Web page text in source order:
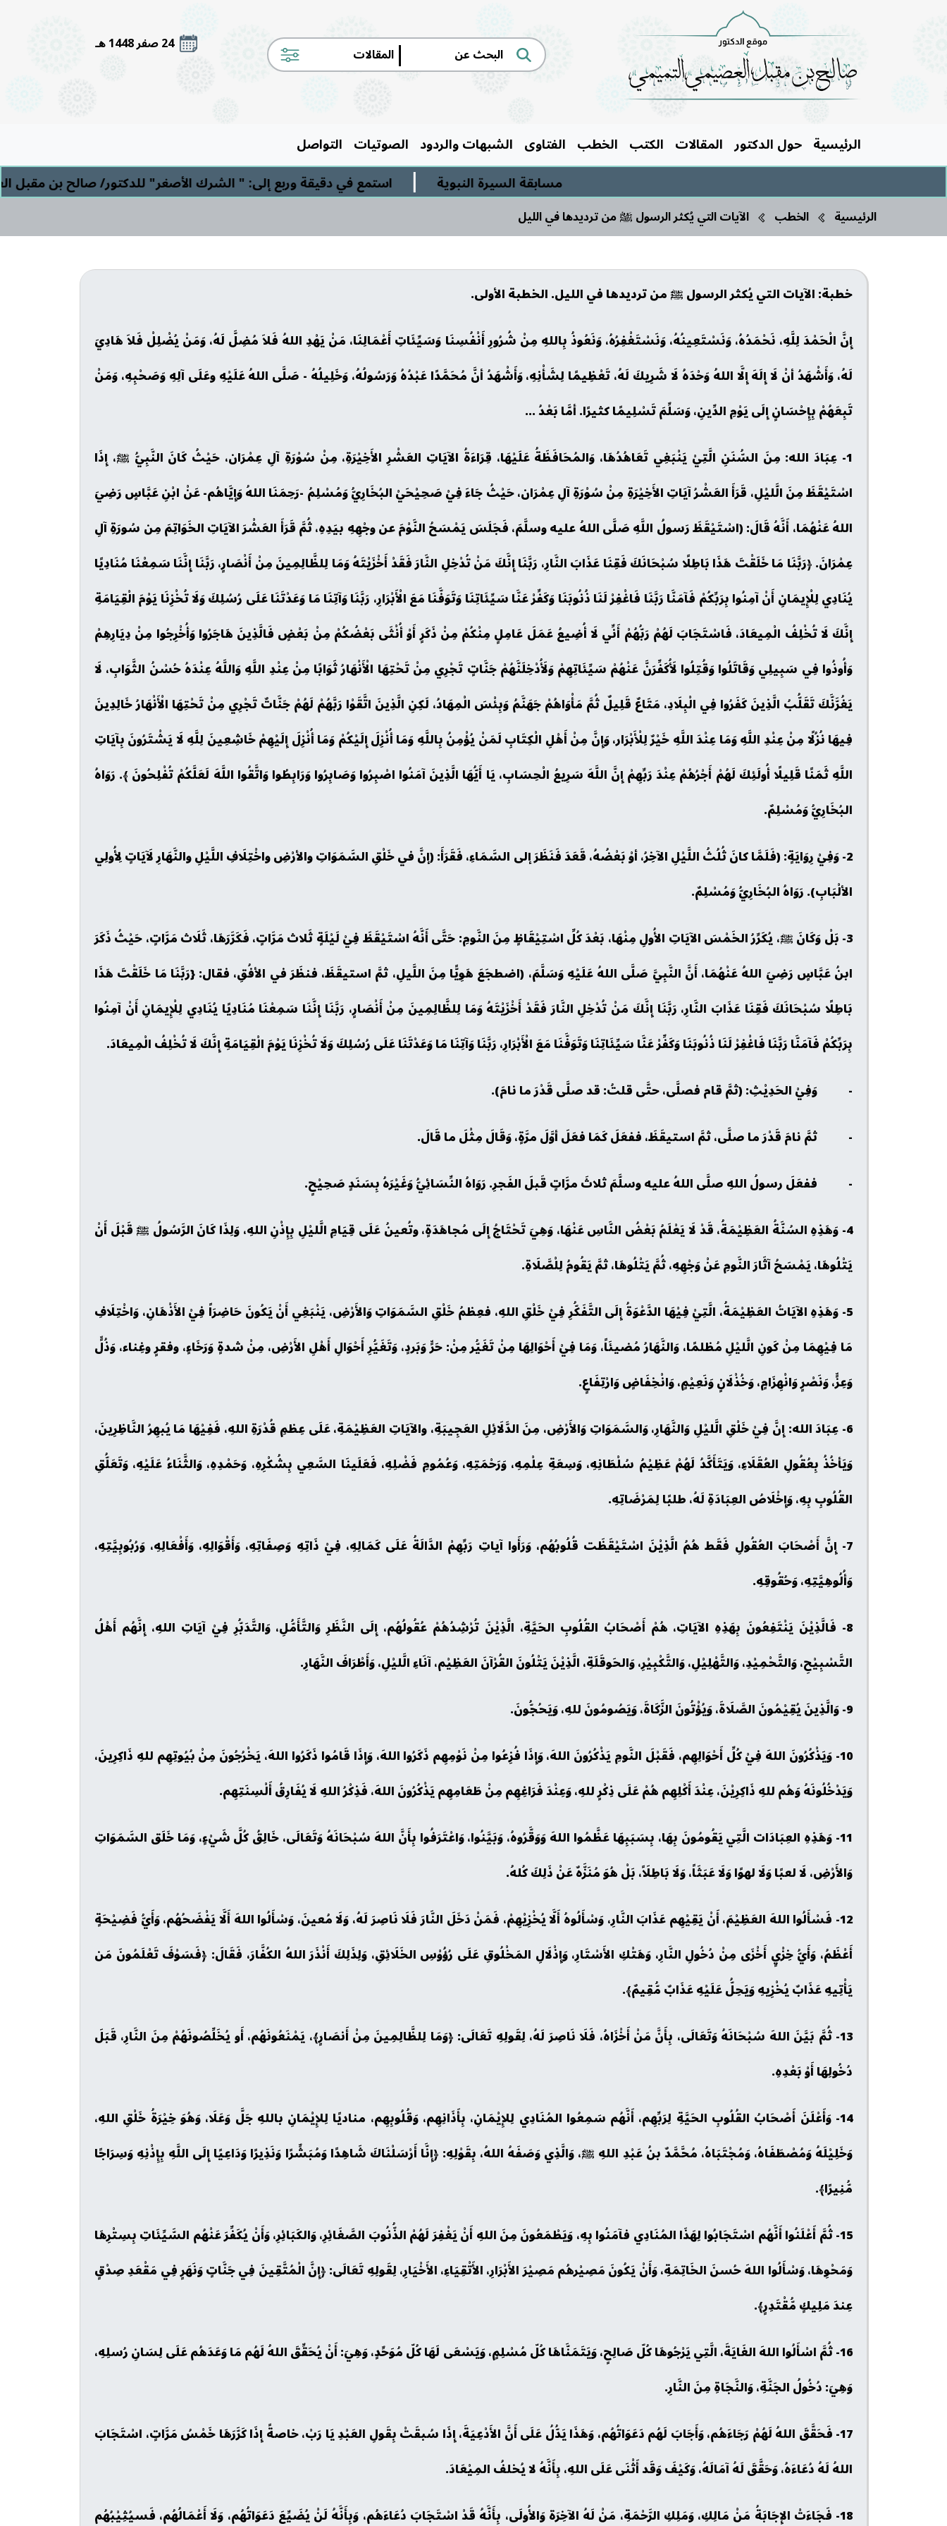
| 24 صفر 1448 هـ
الرئيسية حول الدكتور المقالات الكتب الخطب الفتاوى الشبهات والردود الصوتيات التواصل
مسابقة السيرة النبوية
| استمع في دقيقة وربع إلى: " الشرك الأصغر" للدكتور/ صالح بن مقبل العصيمي
الرئيسية الخطب الآيات التي يُكثر الرسول ﷺ من ترديدها في الليل
خطبة: الآيات التي يُكثر الرسول ﷺ من ترديدها في الليل. الخطبة الأولى.
إِنَّ الْحَمْدَ لِلَّهِ، نَحْمَدُهُ، وَنَسْتَعِينُهُ، وَنَسْتَغْفِرُهُ، وَنَعُوذُ بِاللهِ مِنْ شُرُورِ أَنْفُسِنَا وَسَيِّئَاتِ أَعْمَالِنَا، مَنْ يَهْدِ اللهُ فَلاَ مُضِلَّ لَهُ، وَمَنْ يُضْلِلْ فَلاَ هَادِيَ
لَهُ، وَأَشْهَدُ أنْ لَا إِلَهَ إِلَّا اللهُ وَحْدَهُ لَا شَرِيكَ لَهُ، تَعْظِيمًا لِشَأْنِهِ، وَأَشْهَدُ أنَّ مُحَمَّدًا عَبْدُهُ وَرَسُولُهُ، وَخَلِيلُهُ - صَلَّى اللهُ عَلَيْهِ وعَلَى آلِهِ وَصَحْبِهِ، وَمَنْ
تَبِعَهُمْ بِإِحْسَانٍ إِلَى يَوْمِ الدِّينِ، وَسَلِّمَ تَسْلِيمًا كثيرًا. أمَّا بَعْدُ ...
1- عِبَادَ الله: مِنَ السُّنَنِ الَّتِيْ يَنْبَغِي تَعَاهُدُهَا، وَالمُحَافَظَةُ عَلَيْهَا، قِرَاءَةُ الآيَاتِ العَشْرِ الأَخِيْرَةِ، مِنْ سُوْرَةِ آلِ عِمْرَان، حَيْثُ كَانَ النَّبِيُّ ﷺ، إِذَا
اسْتَيْقَظَ مِنَ الَّليْلِ، قَرَأَ العَشْرُ آيَاتِ الأَخِيْرَةِ مِنْ سُوْرَةِ آلِ عِمْرَان، حَيْثُ جَاءَ فِيْ صَحِيْحَيْ البُخَارِيُّ وَمُسْلِمُ -رَحِمَنَا اللهُ وَإِيَّاهُم- عَنْ ابْنِ عَبَّاسٍ رَضِيَ
اللهُ عَنْهُمَا، أَنَّهُ قَالَ: (اسْتَيْقَظَ رَسولُ اللَّهِ صَلَّى اللهُ عليه وسلَّمَ، فَجَلَسَ يَمْسَحُ النَّوْمَ عن وجْهِهِ بيَدِهِ، ثُمَّ قَرَأَ العَشْرَ الآيَاتِ الخَوَاتِمَ مِن سُورَةِ آلِ
عِمْرَانَ. ﴿رَبَّنَا مَا خَلَقْتَ هَذَا بَاطِلًا سُبْحَانَكَ فَقِنَا عَذَابَ النَّارِ، رَبَّنَا إِنَّكَ مَنْ تُدْخِلِ النَّارَ فَقَدْ أَخْزَيْتَهُ وَمَا لِلظَّالِمِينَ مِنْ أَنْصَارٍ، رَبَّنَا إِنَّنَا سَمِعْنَا مُنَادِيًا
يُنَادِي لِلْإِيمَانِ أَنْ آمِنُوا بِرَبِّكُمْ فَآمَنَّا رَبَّنَا فَاغْفِرْ لَنَا ذُنُوبَنَا وَكَفِّرْ عَنَّا سَيِّئَاتِنَا وَتَوَفَّنَا مَعَ الْأَبْرَارِ، رَبَّنَا وَآتِنَا مَا وَعَدْتَنَا عَلَى رُسُلِكَ وَلَا تُخْزِنَا يَوْمَ الْقِيَامَةِ
إِنَّكَ لَا تُخْلِفُ الْمِيعَادَ، فَاسْتَجَابَ لَهُمْ رَبُّهُمْ أَنِّي لَا أُضِيعُ عَمَلَ عَامِلٍ مِنْكُمْ مِنْ ذَكَرٍ أَوْ أُنْثَى بَعْضُكُمْ مِنْ بَعْضٍ فَالَّذِينَ هَاجَرُوا وَأُخْرِجُوا مِنْ دِيَارِهِمْ
وَأُوذُوا فِي سَبِيلِي وَقَاتَلُوا وَقُتِلُوا لَأُكَفِّرَنَّ عَنْهُمْ سَيِّئَاتِهِمْ وَلَأُدْخِلَنَّهُمْ جَنَّاتٍ تَجْرِي مِنْ تَحْتِهَا الْأَنْهَارُ ثَوَابًا مِنْ عِنْدِ اللَّهِ وَاللَّهُ عِنْدَهُ حُسْنُ الثَّوَابِ، لَا
يَغُرَّنَّكَ تَقَلُّبُ الَّذِينَ كَفَرُوا فِي الْبِلَادِ، مَتَاعٌ قَلِيلٌ ثُمَّ مَأْوَاهُمْ جَهَنَّمُ وَبِئْسَ الْمِهَادُ، لَكِنِ الَّذِينَ اتَّقَوْا رَبَّهُمْ لَهُمْ جَنَّاتٌ تَجْرِي مِنْ تَحْتِهَا الْأَنْهَارُ خَالِدِينَ
فِيهَا نُزُلًا مِنْ عِنْدِ اللَّهِ وَمَا عِنْدَ اللَّهِ خَيْرٌ لِلْأَبْرَار، وَإِنَّ مِنْ أَهْلِ الْكِتَابِ لَمَنْ يُؤْمِنُ بِاللَّهِ وَمَا أُنْزِلَ إِلَيْكُمْ وَمَا أُنْزِلَ إِلَيْهِمْ خَاشِعِينَ لِلَّهِ لَا يَشْتَرُونَ بِآيَاتِ
اللَّهِ ثَمَنًا قَلِيلًا أُولَئِكَ لَهُمْ أَجْرُهُمْ عِنْدَ رَبِّهِمْ إِنَّ اللَّهَ سَرِيعُ الْحِسَابِ، يَا أَيُّهَا الَّذِينَ آمَنُوا اصْبِرُوا وَصَابِرُوا وَرَابِطُوا وَاتَّقُوا اللَّهَ لَعَلَّكُمْ تُفْلِحُونَ ﴾. رَوَاهُ
البُخَارِيُّ وَمُسْلِمٌ.
2- وَفِيْ رِوَايَةٍ: (فَلَمَّا كانَ ثُلُثُ اللَّيْلِ الآخِرُ، أوْ بَعْضُهُ، قَعَدَ فَنَظَرَ إلى السَّمَاءِ، فَقَرَأَ: (إنَّ في خَلْقِ السَّمَوَاتِ والأرْضِ واخْتِلَافِ اللَّيْلِ والنَّهَارِ لَآيَاتٍ لِأُولِي
الألْبَابِ). رَوَاهُ البُخَارِيُّ وَمُسْلِمٌ.
3- بَلْ وَكَانَ ﷺ، يُكَرِّرُ الخَمْسَ الآيَاتِ الأُولِ مِنْهَا، بَعْدَ كُلِّ اسْتِيْقَاظٍ مِنَ النَّومِ: حَتَّى أَنَّهُ اسْتَيْقَظَ فِيْ لَيْلَةٍ ثَلاث مَرَّاتٍ، فَكَرَّرَهَا، ثَلَاث مَرَّاتٍ، حَيْثُ ذَكَرَ
ابنُ عَبَّاسٍ رَضِيَ اللهُ عَنْهُمَا، أَنَّ النَّبِيَّ صَلَّى اللهُ عَلَيْهِ وَسَلَّمَ، (اضطجَعَ هَوِيًّا مِنَ اللَّيلِ، ثمَّ استيقَظَ، فنظَرَ في الأفُقِ، فقال: {رَبَّنَا مَا خَلَقْتَ هَذَا
بَاطِلًا سُبْحَانَكَ فَقِنَا عَذَابَ النَّارِ، رَبَّنَا إِنَّكَ مَنْ تُدْخِلِ النَّارَ فَقَدْ أَخْزَيْتَهُ وَمَا لِلظَّالِمِينَ مِنْ أَنْصَارٍ، رَبَّنَا إِنَّنَا سَمِعْنَا مُنَادِيًا يُنَادِي لِلْإِيمَانِ أَنْ آمِنُوا
بِرَبِّكُمْ فَآمَنَّا رَبَّنَا فَاغْفِرْ لَنَا ذُنُوبَنَا وَكَفِّرْ عَنَّا سَيِّئَاتِنَا وَتَوَفَّنَا مَعَ الْأَبْرَارِ، رَبَّنَا وَآتِنَا مَا وَعَدْتَنَا عَلَى رُسُلِكَ وَلَا تُخْزِنَا يَوْمَ الْقِيَامَةِ إِنَّكَ لَا تُخْلِفُ الْمِيعَادَ.
-
وَفِيْ الحَدِيْثِ: (ثمَّ قام فصلَّى، حتَّى قلتُ: قد صلَّى قَدْرَ ما نامَ).
-
ثمَّ نامَ قَدْرَ ما صلَّى، ثمَّ استيقَظَ، ففعَلَ كَمَا فعَلَ أوَّلَ مرَّةٍ، وَقَالَ مِثْلَ ما قَالَ.
-
ففعَلَ رسولُ اللهِ صلَّى اللهُ عليه وسلَّمَ ثلاثَ مرَّاتٍ قَبلَ الفَجرِ. رَوَاهُ النِّسَائِيُّ وَغَيْرَهُ بِسَنَدٍ صَحِيْحٍ.
4- وَهَذِهِ السُنَّةُ العَظِيْمَةُ، قَدْ لَا يَعْلَمُ بَعْضُ النَّاسِ عَنْهَا، وَهِيَ تَحْتَاجُ إِلَى مُجاهَدَةٍ، وتُعينُ عَلَى قِيَامِ الَّليْلِ بِإِذْنِ اللهِ، وَلِذَا كَانَ الرَّسُولُ ﷺ قَبْلَ أَنْ
يَتْلُوهَا، يَمْسَحُ آثَارَ النَّومِ عَنْ وَجْهِهِ، ثُمَّ يَتْلُوهَا، ثمَّ يَقُومُ لِلْصَّلَاةِ.
5- وَهَذِهِ الآيَاتُ العَظِيْمَةُ، الَّتِيْ فِيْهَا الدَّعْوَةُ إِلَى التَّفَكُّرِ فِيْ خَلْقِ اللهِ، فعِظمُ خَلْقِ السَّمَوَاتِ وَالأَرْضِ، يَنْبَغِي أَنْ يَكُونَ حَاضِرَاً فِيْ الأَذْهَانِ، وَاخْتِلَافِ
مَا فِيْهِمَا مِنْ كَونِ الَّليْلِ مُظلمًا، وَالنَّهَارُ مُضيئَاً، وَمَا فِيْ أَحْوَالِهَا مِنْ تَغَيُّر مِنْ: حَرٍّ وَبَردٍ، وَتَغَيُّرِ أَحْوَالِ أَهْلِ الأَرْضِ، مِنْ شدةٍ وَرَخَاءٍ، وفقرٍ وغِناء، وَذُلٍّ
وَعِزٍّ، وَنَصْرٍ وَانْهِزَامٍ، وَخُذْلَانٍ وَنَعِيْمٍ، وَانْخِفَاضٍ وَارْتِفَاعٍ.
6- عِبَادَ الله: إِنَّ فِيْ خَلْقِ الَّليْلِ وَالنَّهَارِ، وَالسَّمَوَاتِ وَالأَرْضِ، مِنَ الدَّلَائِلِ العَجِيبَةِ، والآيَاتِ العَظِيْمَةِ، عَلَى عِظمِ قُدْرَةِ اللهِ، فَفِيْهَا مَا يُبهِرُ النَّاظِرِينَ،
وَيَأخُذُ بِعُقُولِ العُقَلَاءِ، وَيَتَأَكَّدُ لَهُمْ عَظِيْمُ سُلْطَانِهِ، وَسِعَةِ عِلْمِهِ، وَرَحْمَتِهِ، وَعُمُومِ فَضْلِهِ، فَعَلَينَا السَّعِي بِشُكْرِهِ، وَحَمْدِهِ، وَالثَّنَاءُ عَلَيْهِ، وَتَعَلُّقِ
القُلُوبِ بِهِ، وَإِخْلَاصُ العِبَادَةِ لَهُ، طلبًا لِمَرْضَاتِهِ.
7- إِنَّ أَصْحَابَ العُقُولِ فَقَط هُمُ الَّذِيْنَ اسْتَيْقَظَت قُلُوبُهُم، وَرَأَوا آياتِ رَبِّهِمْ الدَّالَةُ عَلَى كَمَالِهِ، فِيْ ذَاتِهِ وَصِفَاتِهِ، وَأَقْوَالِهِ، وَأَفْعَالِهِ، وَرُبُوبِيَّتِهِ،
وَأُلُوهِيَّتِهِ، وَحُقُوقِهِ.
8- فَالَّذِيْنَ يَنْتَفِعُونَ بِهَذِهِ الآيَاتِ، هُمْ أَصْحَابُ القُلُوبِ الحَيَّةِ، الَّذِيْنَ تُرْشِدُهُمْ عُقُولُهُم، إِلَى النَّظَرِ وَالتَّأَمُّلِ، وَالتَّدَبُّرِ فِيْ آيَاتِ اللهِ، إِنَّهُم أَهْلُ
التَّسْبِيْحِ، وَالتَّحْمِيْدِ، وَالتَّهْلِيْلِ، وَالتَّكْبِيْرِ، وَالحَوقَلَةِ، الَّذِيْنَ يَتْلُونَ القُرْآنَ العَظِيْم، آنَاءِ الَّليْلِ، وَأَطْرَافَ النَّهَارِ.
9- وَالَّذِينَ يُقِيْمُونَ الصَّلَاةَ، وَيُؤْتُونَ الزَّكَاةَ، وَيَصُومُونَ للهِ، وَيَحُجُّونَ.
10- وَيَذْكُرُونَ اللهَ فِيْ كُلِّ أَحْوَالِهِم، فَقَبْلَ النَّومِ يَذْكُرُونَ اللهَ، وَإِذَا فُزِعُوا مِنْ نَوْمِهِم ذَكَرُوا اللهَ، وَإِذَا قَامُوا ذَكَرُوا اللهَ، يَخْرُجُونَ مِنْ بُيُوتِهِم للهِ ذَاكِرِينَ،
وَيَدْخُلُونَهُ وَهُم للهِ ذَاكِرِيْنَ، عِنْدَ أَكْلِهِم هُمْ عَلَى ذِكْرٍ للهِ، وَعِنْدَ فَرَاغِهِم مِنْ طَعَامِهِم يَذْكُرُونَ اللهَ، فَذِكْرُ اللهِ لَا يُفَارِقُ أَلْسِنَتِهِم.
11- وَهَذِهِ العِبَادَات الَّتِي يَقُومُونَ بِهَا، بِسَبَبِهَا عَظَّمُوا اللهَ وَوَقَّرُوهُ، وَبَيَّنُوا، وَاعْتَرَفُوا بِأَنَّ اللهَ سُبْحَانَهُ وَتَعَالَى، خَالِقُ كُلَّ شَيْءٍ، وَمَا خَلَق السَّمَوَاتِ
وَالأَرْضِ، لَا لعبًا وَلَا لهوًا وَلَا عَبَثَاً، وَلَا بَاطِلَاً، بَلْ هُوَ مُنَزَّهٌ عَنْ ذَلِكَ كُلهُ.
12- فَسْأَلُوا اللهَ العَظِيْمَ، أَنْ يَقِيْهِم عَذَابَ النَّارِ، وَسْأَلُوهُ أَلَّا يُخْزِيْهِمْ، فَمَنْ دَخَلَ النَّارَ فَلَا نَاصِرَ لَهُ، وَلَا مُعينَ، وَسْأَلُوا اللهَ أَلَّا يَفْضَحُهُم، وَأَيُّ فَضِيْحَةٍ
أَعْظَمُ، وَأَيُّ خِزْيٍ أَخْزَى مِنْ دُخُولِ النَّارِ، وَهَتْكِ الأَسْتَارِ، وَإِذْلَالِ المَخْلُوقِ عَلَى رُؤُوْسِ الخَلَائِقِ، وَلِذَلِكَ أَنْذَرَ اللهُ الكُفَّارَ، فَقَالَ: ﴿فَسَوْفَ تَعْلَمُونَ مَن
يَأْتِيهِ عَذَابٌ يُخْزِيهِ وَيَحِلُّ عَلَيْهِ عَذَابٌ مُّقِيمٌ﴾.
13- ثُمَّ بَيَّنَ اللهَ سُبْحَانَهُ وَتَعَالَى، بِأَنَّ مَنْ أَخْزَاهُ، فَلَا نَاصِرَ لَهُ، لِقَولِهِ تَعَالَى: ﴿وَمَا لِلظَّالِمِينَ مِنْ أَنصَارٍ﴾، يَمْنَعُونَهُم، أَو يُخَلِّصُونَهُمْ مِنَ النَّارِ، قَبَلَ
دُخُولِهَا أَوْ بَعْدِهِ.
14- وَأَعْلَنَ أَصْحَابُ القُلُوبِ الحَيَّةِ لِرَبِّهِم، أَنَّهُم سَمِعُوا المُنَادِي لِلإِيْمَانِ، بِأَذَانِهِم، وَقُلُوبِهِم، مناديًا لِلإِيْمَانِ باللهِ جَلَّ وَعَلَا، وَهُوَ خِيْرَةُ خَلْقِ اللهِ،
وَخَلِيْلَهُ وَمُصْطَفَاهُ، وَمُجْتَبَاهُ، مُحَّمَّدٌ بنُ عَبْدِ اللهِ ﷺ، وَالَّذِي وَصَفَهُ اللهُ، بِقَوْلِهِ: ﴿إِنَّا أَرْسَلْنَاكَ شَاهِدًا وَمُبَشِّرًا وَنَذِيرًا وَدَاعِيًا إِلَى اللَّهِ بِإِذْنِهِ وَسِرَاجًا
مُّنِيرًا﴾.
15- ثُمَّ أَعْلَنُوا أَنَّهُم اسْتَجَابُوا لِهَذَا المُنَادِي فآمَنُوا بِهِ، وَيَطْمَعُونَ مِنَ اللهِ أَنْ يَغْفِرَ لَهُمْ الذُّنُوبَ الصَّغَائِرِ، وَالكَبَائِرِ، وَأَنْ يُكَفِّرَ عَنْهُم السَّيِّئَاتِ بِسِتْرِهَا
وَمَحْوِهَا، وَسْأَلُوا اللهَ حُسنَ الخَاتِمَةِ، وَأَنْ يَكُونَ مَصِيْرهُم مَصِيْرَ الأَبْرَارِ، الأَتْقِيَاءِ، الأَخْيَارِ، لِقَولِهِ تَعَالَى: ﴿إِنَّ الْمُتَّقِينَ فِي جَنَّاتٍ وَنَهَرٍ فِي مَقْعَدِ صِدْقٍ
عِندَ مَلِيكٍ مُّقْتَدِرٍ﴾.
16- ثُمَّ اسْأَلُوا اللهَ الغَايَةَ، الَّتِي يَرْجُوهَا كُلّ صَالِحٍ، وَيَتَمَنَّاهَا كُلّ مُسْلِمٍ، وَيَسْعَى لَهَا كُلّ مُوَحِّدٍ، وَهِيَ: أَنْ يُحَقِّقَ اللهُ لَهُم مَا وَعَدَهُم عَلَى لِسَانِ رُسلِهِ،
وَهِيَ: دُخُولُ الجَنَّةِ، وَالنَّجَاةِ مِنَ النَّارِ.
17- فَحَقَّقَ اللهُ لَهُمْ رَجَاءَهُم، وَأَجَابَ لَهُم دَعَوَاتُهُم، وَهَذَا يَدُّلُ عَلَى أَنَّ الأَدْعِيَةَ، إِذَا سُبقَتْ بِقَولِ العَبْدِ يَا رَبْ، خاصةً إِذَا كَرَّرَهَا خَمْسُ مَرَّاتٍ، اسْتَجَابَ
اللهُ لَهُ دُعَاءَهُ، وَحَقَّقَ لَهُ آمَالَهُ، وَكَيْفَ وَقَد أَثْنَى عَلَى اللهِ، بِأَنَّهُ لا يُخلفُ المِيْعَادَ.
18- فَجَاءَتْ الإِجَابَةُ مَنْ مَالِكِ، وَمَلِكِ الرَّحْمَةِ، مَنْ لَهُ الآخِرَة وَالأُولَى، بِأَنَّهُ قَدْ اسْتَجَابَ دُعَاءَهُم، وَبِأَنَّهُ لَنْ يُضَيِّعَ دَعَوَاتُهُم، وَلَا أَعْمَالُهُم، فَسيُثِيْبُهُم